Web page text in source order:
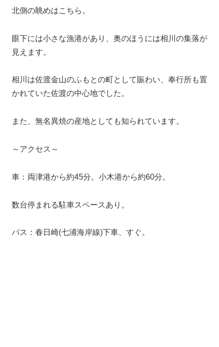
北側の眺めはこちら。
眼下には小さな漁港があり、奥のほうには相川の集落が
見えます。
相川は佐渡金山のふもとの町として賑わい、奉行所も置
かれていた佐渡の中心地でした。
また、無名異焼の産地としても知られています。
～アクセス～
車：両津港から約45分。小木港から約60分。
数台停まれる駐車スペースあり。
バス：春日崎(七浦海岸線)下車、すぐ。